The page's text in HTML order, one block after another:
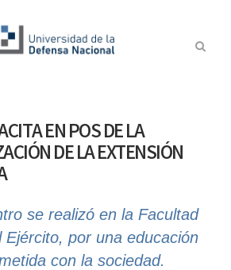
EN POS DE LA
DE LA EXTENSIÓN
se realizó en la Facultad
por una educación
con la sociedad.